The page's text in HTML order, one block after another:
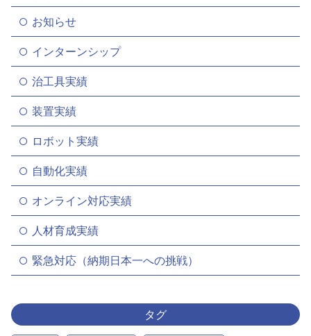
お知らせ
インターンシップ
治工具実績
装置実績
ロボット実績
自動化実績
オンライン対応実績
人材育成実績
緊急対応（納期日本一への挑戦）
タグ